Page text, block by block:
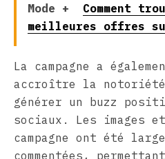
Mode +
Comment
meilleures offres
La campagne a
accroître la notoriété
générer un buzz
sociaux. Les images
campagne ont été
commentées,